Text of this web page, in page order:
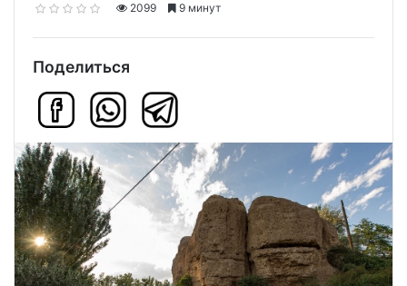
2099
9 минут
Поделиться